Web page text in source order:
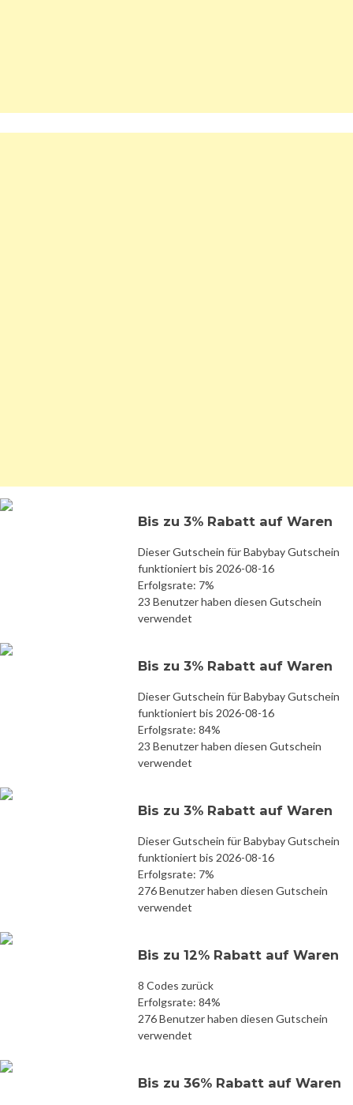
Bis zu 3% Rabatt auf Waren
Dieser Gutschein für Babybay Gutschein
funktioniert bis 2026-08-16
Erfolgsrate: 7%
23 Benutzer haben diesen Gutschein
verwendet
Bis zu 3% Rabatt auf Waren
Dieser Gutschein für Babybay Gutschein
funktioniert bis 2026-08-16
Erfolgsrate: 84%
23 Benutzer haben diesen Gutschein
verwendet
Bis zu 3% Rabatt auf Waren
Dieser Gutschein für Babybay Gutschein
funktioniert bis 2026-08-16
Erfolgsrate: 7%
276 Benutzer haben diesen Gutschein
verwendet
Bis zu 12% Rabatt auf Waren
8 Codes zurück
Erfolgsrate: 84%
276 Benutzer haben diesen Gutschein
verwendet
Bis zu 36% Rabatt auf Waren